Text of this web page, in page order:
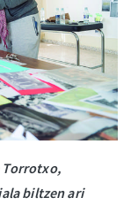
Torrotxo,
biltzen ari